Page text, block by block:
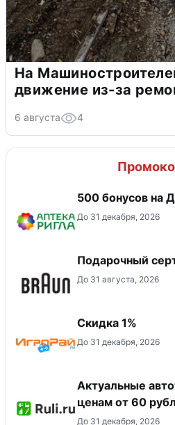
На
движение из-за
6 августа 4
500 бонусов на
До 31 декабря, 2026
Подарочный
До 31 августа, 2026
Скидка 1%
До 31 декабря, 2026
Актуальные
ценам от 60
До 31 декабря, 2026